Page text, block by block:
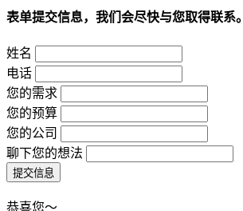
表单提交信息，我们会尽快与您取得联系。
姓名
电话
您的需求
您的预算
您的公司
聊下您的想法
恭喜您～